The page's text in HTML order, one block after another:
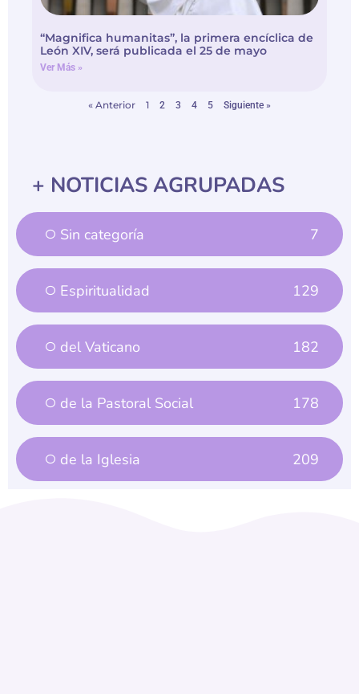
“Magnifica humanitas”, la primera encíclica de
León XIV, será publicada el 25 de mayo
Ver Más »
« Anterior 1 2 3 4 5 Siguiente »
+ NOTICIAS AGRUPADAS
Sin categoría 7
Espiritualidad 129
del Vaticano 182
de la Pastoral Social 178
de la Iglesia 209